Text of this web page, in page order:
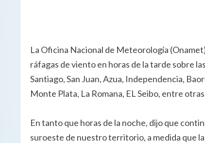
La Oficina Nacional de Meteorología
ráfagas de viento en horas de la tarde sobre
Santiago, San Juan, Azua, Independencia,
Monte Plata, La Romana, EL Seibo, entre
En tanto que horas de la noche, dijo que
suroeste de nuestro territorio, a medida que